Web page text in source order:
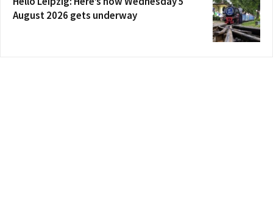
August 2026 gets underway